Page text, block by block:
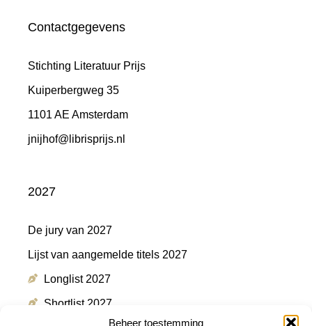
Beheer toestemming
Contactgegevens
Stichting Literatuur Prijs
Kuiperbergweg 35
1101 AE Amsterdam
jnijhof@librisprijs.nl
2027
De jury van 2027
Lijst van aangemelde titels 2027
Longlist 2027
Shortlist 2027